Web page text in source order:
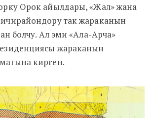
Орок айылдары, «Жал» жана
так жараканын
болчу. Ал эми «Ала-Арча»
жараканын
кирген.